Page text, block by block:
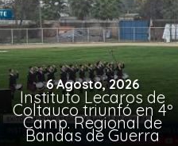
6 Agosto, 2026
Instituto Lecaros de
Coltauco triunfó en 4º
Camp. Regional de
Bandas de Guerra